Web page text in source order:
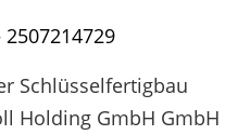
Schlüsselfertigbau
Holding GmbH GmbH